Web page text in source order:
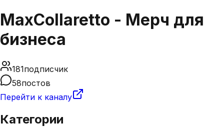
MaxCollaretto - Мерч для
бизнеса
181подписчик
58постов
Перейти к каналу
Категории